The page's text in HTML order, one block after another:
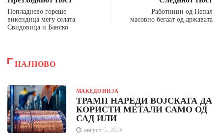
Попладнево гореше
викендица меѓу селата
Свидовица и Банско
Работници од Непал
масовно бегаат од државата
НАЈНОВО
МАКЕДОНИЈА
ТРАМП НАРЕДИ ВОЈСКАТА ДА
КОРИСТИ МЕТАЛИ САМО ОД
САД ИЛИ
август 5, 2026